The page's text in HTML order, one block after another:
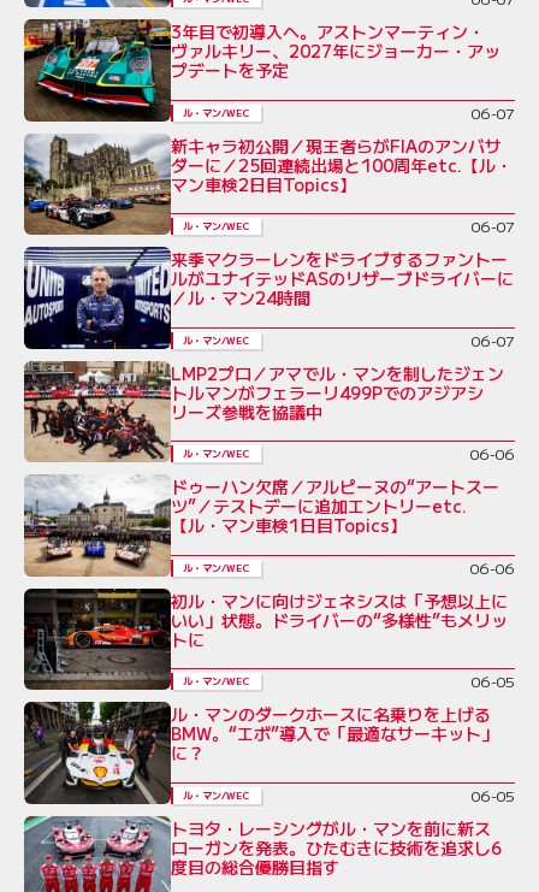
3年目で初導入へ。アストンマーティン・
ヴァルキリー、2027年にジョーカー・アッ
プデートを予定
ル・マン/WEC 06-07
新キャラ初公開／現王者らがFIAのアンバサ
ダーに／25回連続出場と100周年etc.【ル・
マン車検2日目Topics】
ル・マン/WEC 06-07
来季マクラーレンをドライブするファントー
ルがユナイテッドASのリザーブドライバーに
／ル・マン24時間
ル・マン/WEC 06-07
LMP2プロ／アマでル・マンを制したジェン
トルマンがフェラーリ499Pでのアジアシ
リーズ参戦を協議中
ル・マン/WEC 06-06
ドゥーハン欠席／アルピーヌの“アートスー
ツ”／テストデーに追加エントリーetc.
【ル・マン車検1日目Topics】
ル・マン/WEC 06-06
初ル・マンに向けジェネシスは「予想以上に
いい」状態。ドライバーの“多様性”もメリッ
トに
ル・マン/WEC 06-05
ル・マンのダークホースに名乗りを上げる
BMW。“エボ”導入で「最適なサーキット」
に？
ル・マン/WEC 06-05
トヨタ・レーシングがル・マンを前に新ス
ローガンを発表。ひたむきに技術を追求し6
度目の総合優勝目指す